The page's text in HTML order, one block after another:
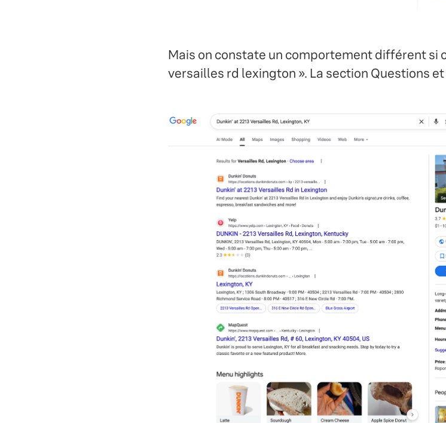
Mais on constate un comportement différent si
versailles rd lexington ». La section Questions